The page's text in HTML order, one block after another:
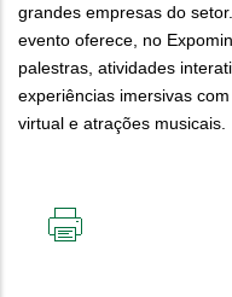
grandes empresas do
evento oferece, no
palestras, atividades
experiências imersivas
virtual e atrações musicais.